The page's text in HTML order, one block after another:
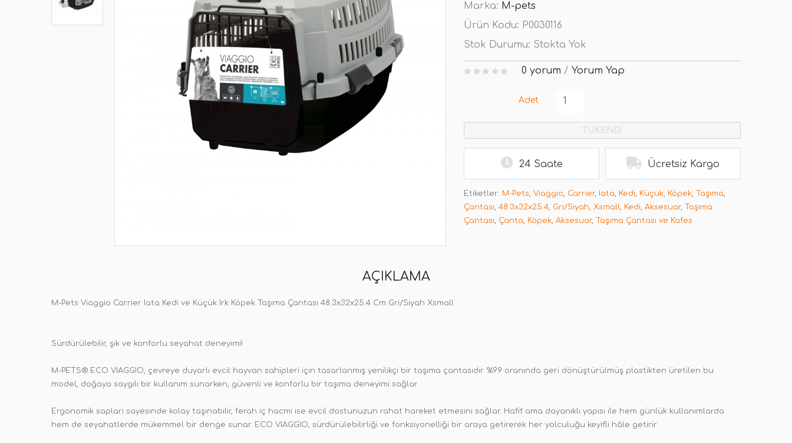
Marka: M-pets
Ürün Kodu: P0030116
Stok Durumu: Stokta Yok
0 yorum / Yorum Yap
Adet
TÜKENDİ
24 Saate Ücretsiz Kargo
Etiketler: M-Pets, Viaggio, Carrier, Iata, Kedi, Küçük, Köpek, Taşıma,
Çantası, 48.3x32x25.4, Gri/Siyah, Xsmall, Kedi, Aksesuar,
Taşıma
Çantası, Çanta, Köpek, Aksesuar, Taşıma Çantası ve Kafes
AÇIKLAMA
M-Pets Viaggio Carrier Iata Kedi ve Küçük Irk Köpek Taşıma Çantası 48.3x32x25.4 Cm Gri/Siyah Xsmall
Sürdürülebilir, şık ve konforlu seyahat deneyimi!
M-PETS® ECO VIAGGIO, çevreye duyarlı evcil hayvan sahipleri için tasarlanmış yenilikçi bir taşıma çantasıdır. %99 oranında geri dönüştürülmüş plastikten üretilen bu
model, doğaya saygılı bir kullanım sunarken, güvenli ve konforlu bir taşıma deneyimi sağlar.
Ergonomik sapları sayesinde kolay taşınabilir, ferah iç hacmi ise evcil dostunuzun rahat hareket etmesini sağlar. Hafif ama dayanıklı yapısı ile hem günlük kullanımlarda
hem de seyahatlerde mükemmel bir denge sunar. ECO VIAGGIO, sürdürülebilirliği ve fonksiyonelliği bir araya getirerek her yolculuğu keyifli hâle getirir.